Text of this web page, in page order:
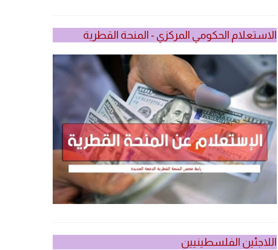
الاستعلام الحكومي المركزي - المنحة القطرية
اللاجئين الفلسطينيين